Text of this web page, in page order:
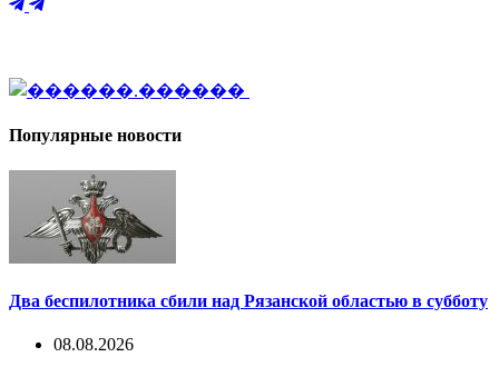
Популярные новости
Два беспилотника сбили над Рязанской областью в субботу
08.08.2026